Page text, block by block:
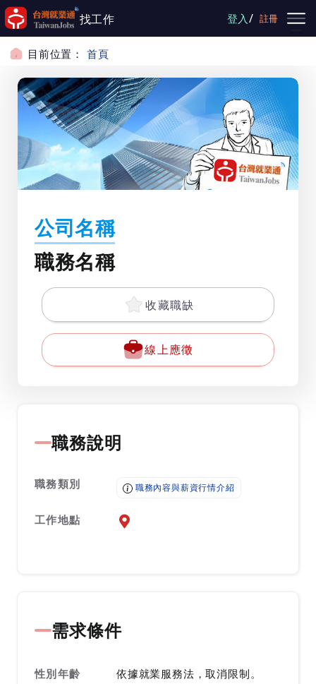
跳到主要內容
找工作 登入/ 註冊
目前位置： 首頁
公司名稱
職務名稱
收藏職缺
線上應徵
職務說明
職務類別 職務內容與薪資行情介紹
工作地點 前往查看地圖
需求條件
性別年齡 依據就業服務法，取消限制。